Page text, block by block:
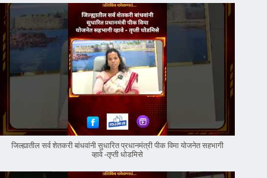
जिल्ह्यातील सर्व शेतकरी बांधवांनी सुधारित प्रधानमंत्री पीक विमा योजनेत सहभागी
व्हावे -तृप्ती धोडमिसे